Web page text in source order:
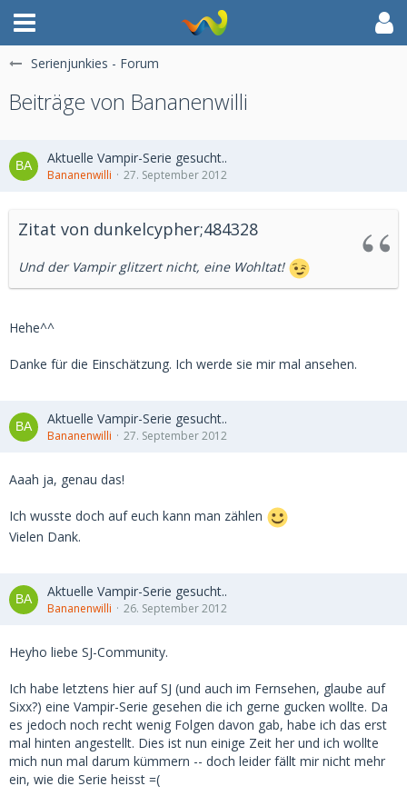
Serienjunkies - Forum
Beiträge von Bananenwilli
Aktuelle Vampir-Serie gesucht..
Bananenwilli 27. September 2012
Zitat von dunkelcypher;484328
Und der Vampir glitzert nicht, eine Wohltat!
Hehe^^
Danke für die Einschätzung. Ich werde sie mir mal ansehen.
Aktuelle Vampir-Serie gesucht..
Bananenwilli 27. September 2012
Aaah ja, genau das!
Ich wusste doch auf euch kann man zählen
Vielen Dank.
Aktuelle Vampir-Serie gesucht..
Bananenwilli 26. September 2012
Heyho liebe SJ-Community.
Ich habe letztens hier auf SJ (und auch im Fernsehen, glaube auf
Sixx?) eine Vampir-Serie gesehen die ich gerne gucken wollte. Da
es jedoch noch recht wenig Folgen davon gab, habe ich das erst
mal hinten angestellt. Dies ist nun einige Zeit her und ich wollte
mich nun mal darum kümmern -- doch leider fällt mir nicht mehr
ein, wie die Serie heisst =(